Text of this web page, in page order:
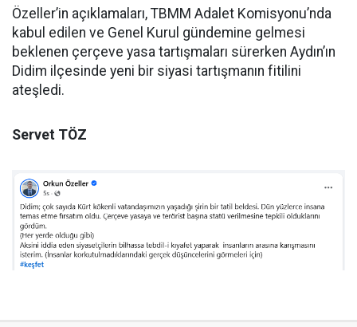
Özeller’in açıklamaları, TBMM Adalet Komisyonu’nda
kabul edilen ve Genel Kurul gündemine gelmesi
beklenen çerçeve yasa tartışmaları sürerken Aydın’ın
Didim ilçesinde yeni bir siyasi tartışmanın fitilini
ateşledi.
Servet TÖZ